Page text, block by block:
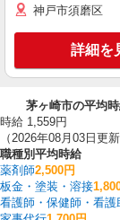
神戸市須磨区
詳細を
茅ヶ崎市の平均
時給 1,559円
（2026年08月03日更新
職種別平均時給
薬剤師2,500円
板金・塗装・溶接
看護師・保健師・看護